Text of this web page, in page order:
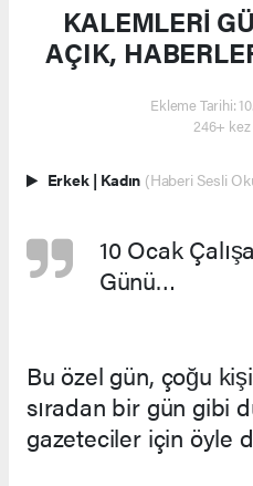
KALEMLERİ
AÇIK,
Ekleme Tarihi:
246+
Erkek | Kadın (Haberi Sesli
10 Ocak
Günü…
Bu özel gün, çoğu
sıradan bir gün gibi
gazeteciler için öyle